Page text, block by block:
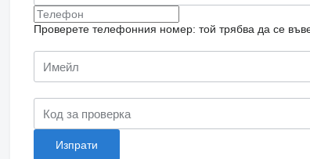
Проверете телефонния номер: той трябва да се